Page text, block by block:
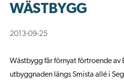
WÄSTBYGG
2013-09-25
Wästbygg får förnyat förtroende av
utbyggnaden längs Smista allé i